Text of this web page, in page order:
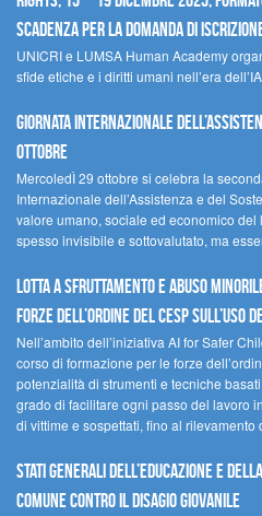
scadenza per la domanda di
UNICRI e LUMSA Human Academy
sfide etiche e i diritti umani nell’era
Giornata internazionale
ottobre
MercoledÌ 29 ottobre si celebra la
Internazionale dell’Assistenza e del
valore umano, sociale ed economico
spesso invisibile e sottovalutato, ma
Lotta a sfruttamento e abuso
forze dell’ordine del CESP
Nell’ambito dell’iniziativa AI for Safer
corso di formazione per le forze
potenzialità di strumenti e tecniche
grado di facilitare ogni passo del lavoro
di vittime e sospettati, fino al rilevamento
Stati Generali dell’Educazione e
comune contro il disagio giovanile